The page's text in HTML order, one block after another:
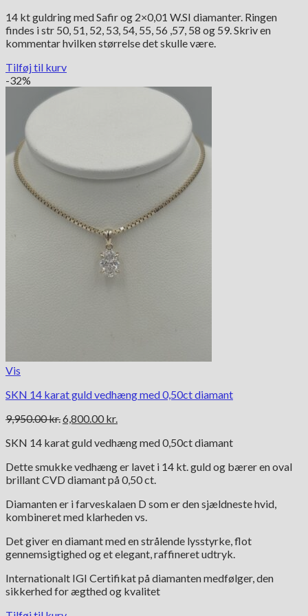
pris
var:
3,998.00 kr..
pris
er:
2,250.00 kr..
14 kt guldring med Safir og 2×0,01 W.SI diamanter. Ringen
findes i str 50, 51, 52, 53, 54, 55, 56 ,57, 58 og 59. Skriv en
kommentar hvilken størrelse det skulle være.
Tilføj til kurv
-32%
Vis
SKN 14 karat guld vedhæng med 0,50ct diamant
9,950.00kr.Den
pris
9,950.00 kr..
6,800.00 kr.
pris
6,800.00 kr..
SKN 14 karat guld vedhæng med 0,50ct diamant
Dette smukke vedhæng er lavet i 14 kt. guld og bærer en oval
brillant CVD diamant på 0,50 ct.
Diamanten er i farveskalaen D som er den sjældneste hvid,
kombineret med klarheden vs.
Det giver en diamant med en strålende lysstyrke, flot
gennemsigtighed og et elegant, raffineret udtryk.
Internationalt IGI Certifikat på diamanten medfølger, den
sikkerhed for ægthed og kvalitet